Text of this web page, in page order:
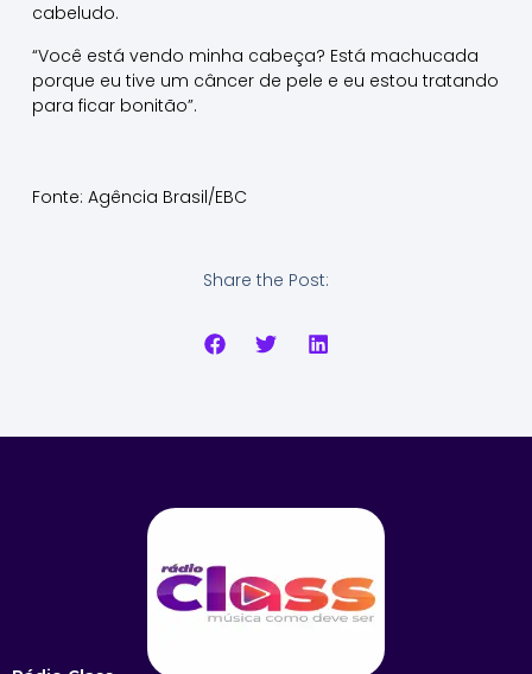
cabeludo.
“Você está vendo minha cabeça? Está machucada
porque eu tive um câncer de pele e eu estou tratando
para ficar bonitão”.
Fonte: Agência Brasil/EBC
Share the Post: